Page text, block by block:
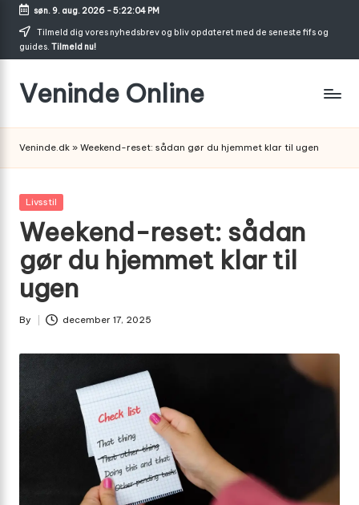
Skip
søn. 9. aug. 2026-5:22:04 PM
Tilmeld dig vores nyhedsbrev og bliv opdateret med de seneste fifs og
guides. Tilmeld nu!
Veninde Online
inspiration
Veninde.dk » Weekend-reset: sådan gør du hjemmet klar til ugen
Posted
Livsstil
Weekend-reset: sådan
gør du hjemmet klar til
ugen
Posted
By december 17, 2025